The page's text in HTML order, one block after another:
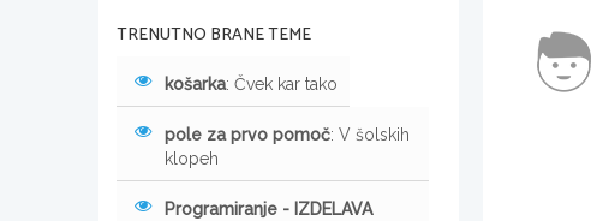
TRENUTNO BRANE TEME
košarka: Čvek kar tako
pole za prvo pomoč: V šolskih
klopeh
Programiranje - IZDELAVA